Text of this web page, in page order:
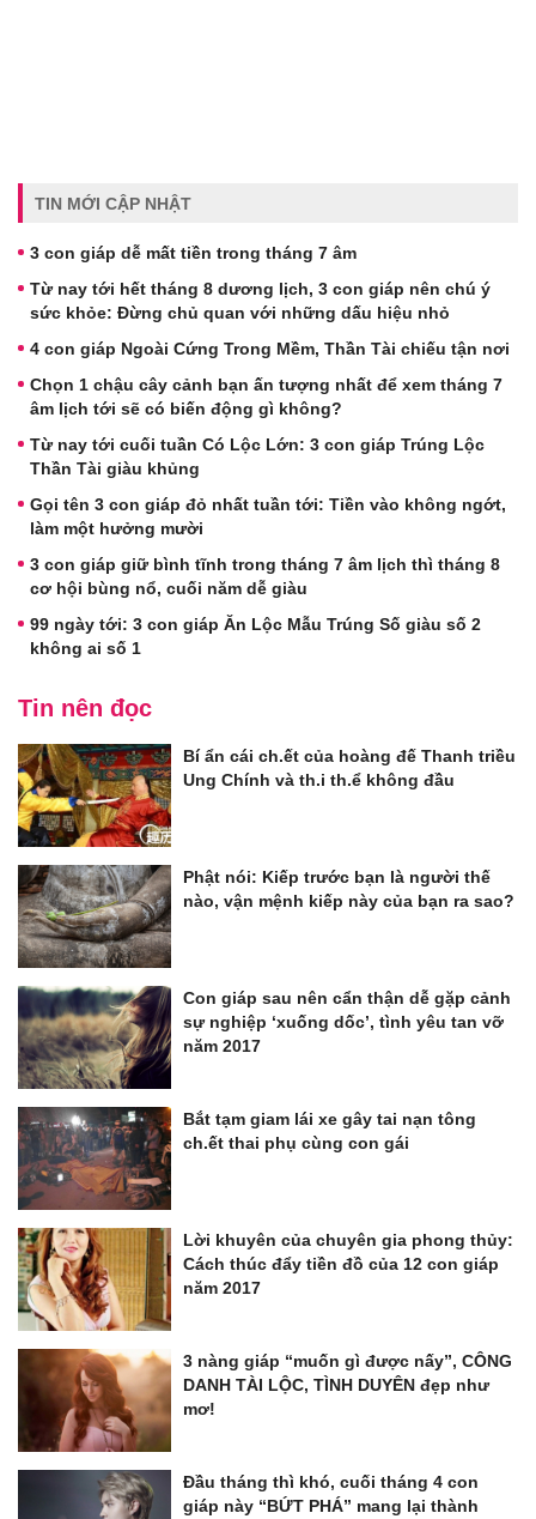
TIN MỚI CẬP NHẬT
3 con giáp dễ mất tiền trong tháng 7 âm
Từ nay tới hết tháng 8 dương lịch, 3 con giáp nên chú ý
sức khỏe: Đừng chủ quan với những dấu hiệu nhỏ
4 con giáp Ngoài Cứng Trong Mềm, Thần Tài chiếu tận nơi
Chọn 1 chậu cây cảnh bạn ấn tượng nhất để xem tháng 7
âm lịch tới sẽ có biến động gì không?
Từ nay tới cuối tuần Có Lộc Lớn: 3 con giáp Trúng Lộc
Thần Tài giàu khủng
Gọi tên 3 con giáp đỏ nhất tuần tới: Tiền vào không ngớt,
làm một hưởng mười
3 con giáp giữ bình tĩnh trong tháng 7 âm lịch thì tháng 8
cơ hội bùng nổ, cuối năm dễ giàu
99 ngày tới: 3 con giáp Ăn Lộc Mẫu Trúng Số giàu số 2
không ai số 1
Tin nên đọc
Bí ẩn cái ch.ết của hoàng đế Thanh triều
Ung Chính và th.i th.ể không đầu
Phật nói: Kiếp trước bạn là người thế
nào, vận mệnh kiếp này của bạn ra sao?
Con giáp sau nên cẩn thận dễ gặp cảnh
sự nghiệp ‘xuống dốc’, tình yêu tan vỡ
năm 2017
Bắt tạm giam lái xe gây tai nạn tông
ch.ết thai phụ cùng con gái
Lời khuyên của chuyên gia phong thủy:
Cách thúc đẩy tiền đồ của 12 con giáp
năm 2017
3 nàng giáp “muốn gì được nấy”, CÔNG
DANH TÀI LỘC, TÌNH DUYÊN đẹp như
mơ!
Đầu tháng thì khó, cuối tháng 4 con
giáp này “BỨT PHÁ” mang lại thành